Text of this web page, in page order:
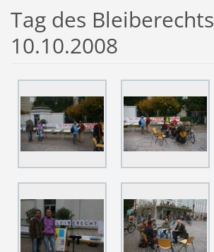
Tag des Bleiberechts
10.10.2008